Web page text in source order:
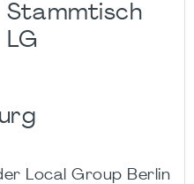
Stammtisch
LG
Local Group Berlin